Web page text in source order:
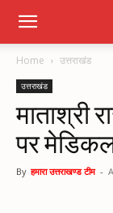
Home उत्तराखंड
उत्तराखंड
माताश्री
पर
By हमारा उत्तराखण्ड टीम -